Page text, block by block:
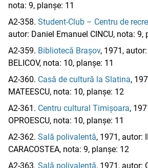
nota: 9, planșe: 11
A2-358. Student-Club – Centru de
autor: Daniel Emanuel CINCU, nota: 9,
A2-359. Bibliotecă Brașov, 1971,
BELICOV, nota: 10, planșe: 11
A2-360. Casă de cultură la Slatina,
MATEESCU, nota: 10, planșe: 12
A2-361. Centru cultural Timișoara,
OPROESCU, nota: 10, planșe: 11
A2-362. Sală polivalentă, 1971, autor:
CARACOSTEA, nota: 9, planșe: 12
A2-363. Sală polivalentă, 1971, autor: